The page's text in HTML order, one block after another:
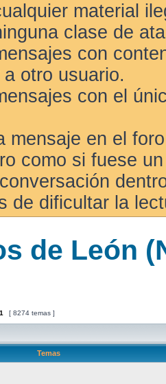
material
clase de
con
otro usuario.
con el
mensaje en el
como si fuese
de dificultar la
de León
[ 8274 temas ]
Temas